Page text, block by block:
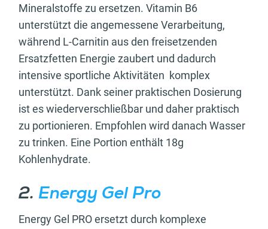
Mineralstoffe zu ersetzen. Vitamin B6
unterstützt die angemessene Verarbeitung,
während L-Carnitin aus den freisetzenden
Ersatzfetten Energie zaubert und dadurch
intensive sportliche Aktivitäten komplex
unterstützt. Dank seiner praktischen Dosierung
ist es wiederverschließbar und daher praktisch
zu portionieren. Empfohlen wird danach Wasser
zu trinken. Eine Portion enthält 18g
Kohlenhydrate.
2. Energy Gel Pro
Energy Gel PRO ersetzt durch komplexe